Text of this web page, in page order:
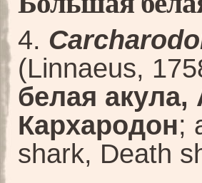
4.
(Linnaeus,
белая
Кархародон;
shark, Death